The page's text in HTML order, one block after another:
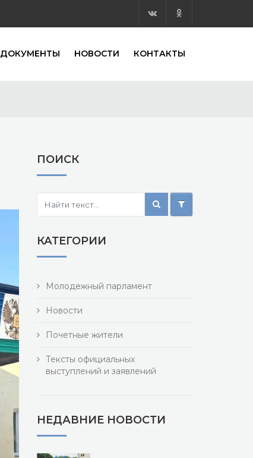
ДОКУМЕНТЫ НОВОСТИ КОНТАКТЫ
ПОИСК
КАТЕГОРИИ
Молодежный парламент
Новости
Почетные жители
Тексты официальных
выступлений и заявлений
НЕДАВНИЕ НОВОСТИ